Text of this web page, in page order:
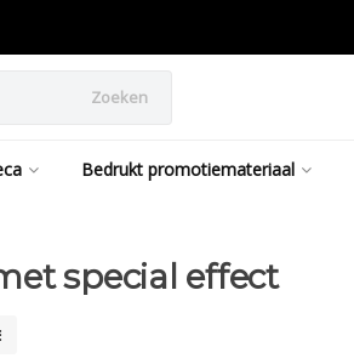
Zoeken
Bedrukt promotiemateriaal
special effect